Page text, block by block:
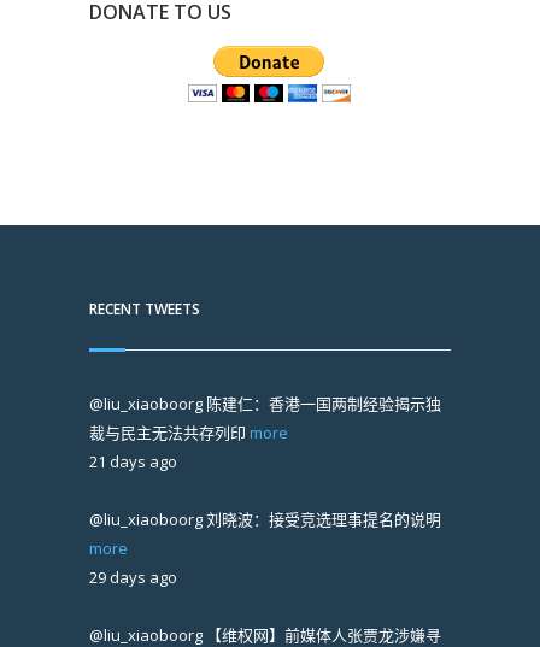
DONATE TO US
RECENT TWEETS
@liu_xiaoboorg 陈建仁：香港一国两制经验揭示独
裁与民主无法共存列印 more
21 days ago
@liu_xiaoboorg刘晓波：接受竞选理事提名的说明
more
29 days ago
@liu_xiaoboorg 【维权网】前媒体人张贾龙涉嫌寻